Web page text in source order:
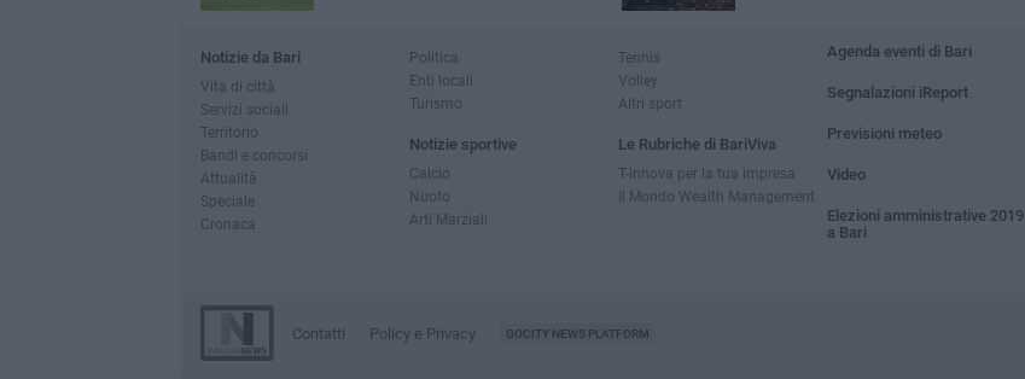
Notizie da Bari
Vita di città
Servizi sociali
Territorio
Bandi e concorsi
Attualità
Speciale
Cronaca
Politica
Enti locali
Turismo
Notizie sportive
Calcio
Nuoto
Arti Marziali
Tennis
Volley
Altri sport
Le Rubriche di BariViva
T-innova per la tua impresa
Il Mondo Wealth Management
Agenda eventi di Bari
Segnalazioni iReport
Previsioni meteo
Video
Elezioni amministrative 2019
a Bari
Contatti Policy e Privacy GOCITY NEWS PLATFORM